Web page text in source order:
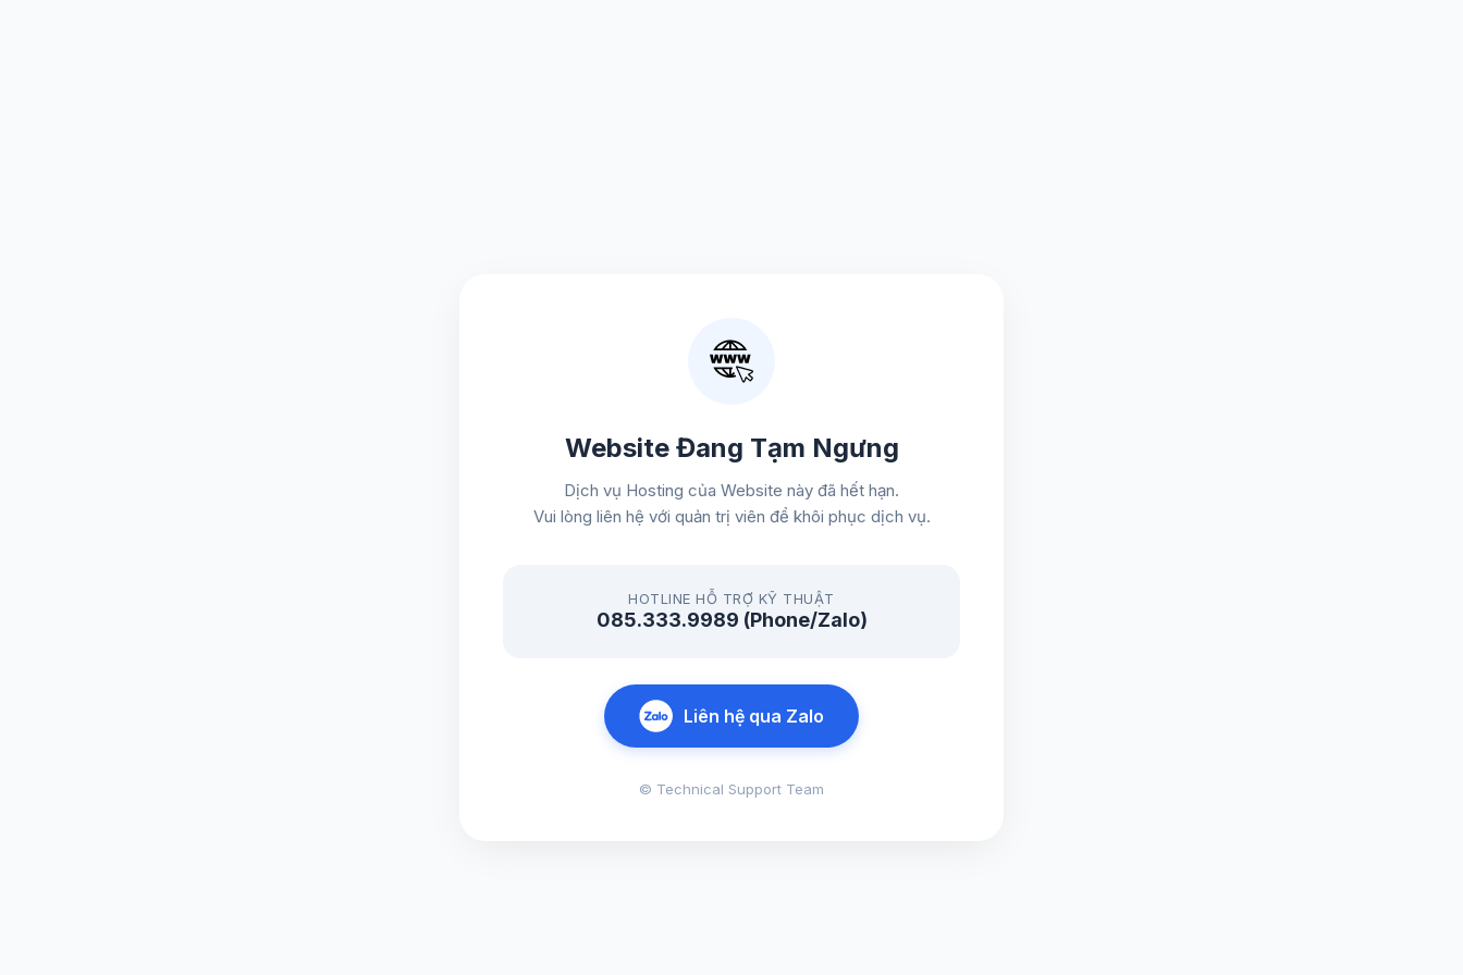
Website Đang Tạm Ngưng
Dịch vụ Hosting của Website này đã hết hạn.
Vui lòng liên hệ với quản trị viên để khôi phục dịch vụ.
HOTLINE HỖ TRỢ KỸ THUẬT
085.333.9989 (Phone/Zalo)
Liên hệ qua Zalo
© Technical Support Team